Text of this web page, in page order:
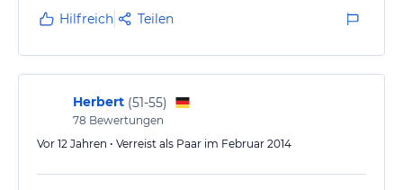
Hilfreich Teilen
Herbert (51-55)
78 Bewertungen
Vor 12 Jahren • Verreist als Paar im Februar 2014